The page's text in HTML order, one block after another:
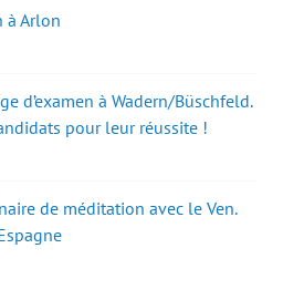
à Arlon
d’examen à Wadern/Büschfeld.
pour leur réussite !
de méditation avec le Ven.